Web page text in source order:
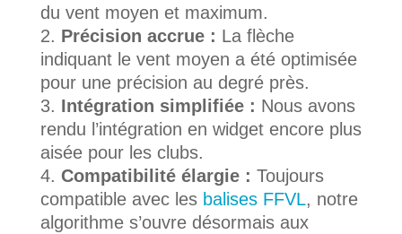
du vent moyen et maximum.
Précision accrue : La flèche
indiquant le vent moyen a été optimisée
pour une précision au degré près.
Intégration simplifiée : Nous avons
rendu l’intégration en widget encore plus
aisée pour les clubs.
Compatibilité élargie : Toujours
compatible avec les balises FFVL, notre
algorithme s’ouvre désormais aux